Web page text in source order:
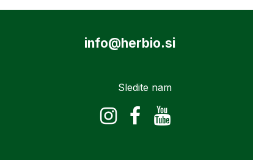
info@herbio.si
Sledite nam